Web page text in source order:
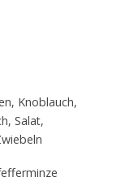
Knoblauch,
Salat,